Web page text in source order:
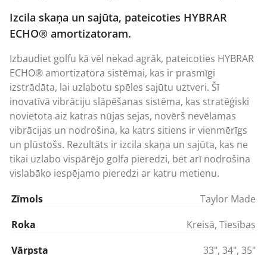
Izcila skaņa un sajūta, pateicoties HYBRAR
ECHO® amortizatoram.
Izbaudiet golfu kā vēl nekad agrāk, pateicoties HYBRAR
ECHO® amortizatora sistēmai, kas ir prasmīgi
izstrādāta, lai uzlabotu spēles sajūtu uztveri. Šī
inovatīvā vibrāciju slāpēšanas sistēma, kas stratēģiski
novietota aiz katras nūjas sejas, novērš nevēlamas
vibrācijas un nodrošina, ka katrs sitiens ir vienmērīgs
un plūstošs. Rezultāts ir izcila skaņa un sajūta, kas ne
tikai uzlabo vispārējo golfa pieredzi, bet arī nodrošina
vislabāko iespējamo pieredzi ar katru metienu.
Zīmols
Taylor Made
Roka
Kreisā, Tiesības
Vārpsta
33", 34", 35"